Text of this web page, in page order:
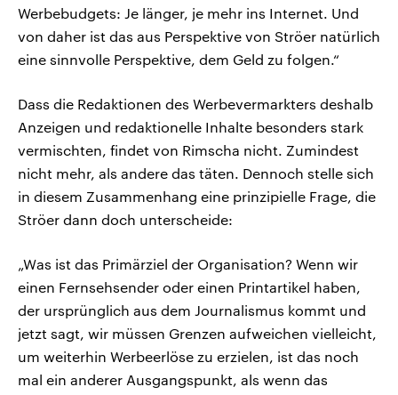
Werbebudgets: Je länger, je mehr ins Internet. Und
von daher ist das aus Perspektive von Ströer natürlich
eine sinnvolle Perspektive, dem Geld zu folgen.“
Dass die Redaktionen des Werbevermarkters deshalb
Anzeigen und redaktionelle Inhalte besonders stark
vermischten, findet von Rimscha nicht. Zumindest
nicht mehr, als andere das täten. Dennoch stelle sich
in diesem Zusammenhang eine prinzipielle Frage, die
Ströer dann doch unterscheide:
„Was ist das Primärziel der Organisation? Wenn wir
einen Fernsehsender oder einen Printartikel haben,
der ursprünglich aus dem Journalismus kommt und
jetzt sagt, wir müssen Grenzen aufweichen vielleicht,
um weiterhin Werbeerlöse zu erzielen, ist das noch
mal ein anderer Ausgangspunkt, als wenn das